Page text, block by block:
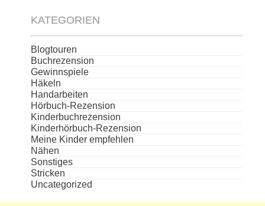
KATEGORIEN
Blogtouren
Buchrezension
Gewinnspiele
Häkeln
Handarbeiten
Hörbuch-Rezension
Kinderbuchrezension
Kinderhörbuch-Rezension
Meine Kinder empfehlen
Nähen
Sonstiges
Stricken
Uncategorized